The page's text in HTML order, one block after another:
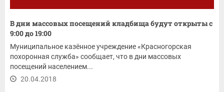
В дни массовых посещений кладбища будут открыты с
9:00 до 19:00
Муниципальное казённое учреждение «Красногорская
похоронная служба» сообщает, что в дни массовых
посещений населением...
20.04.2018